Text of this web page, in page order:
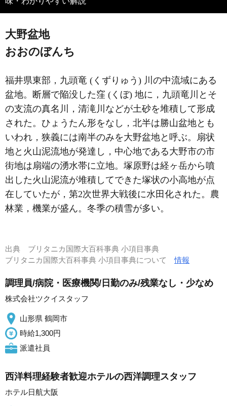
大野盆地
おおのぼんち
福井県東部，九頭竜 (くずりゅう) 川の中流域にある
盆地。断層で陥没した窪 (くぼ) 地に，九頭竜川とそ
の支流の真名川，清滝川などが土砂を堆積して形成
された。ひょうたん形をなし，北半は勝山盆地とも
いわれ，狭義には南半のみを大野盆地と呼ぶ。扇状
地と火山泥流地が発達し，中心地である大野市の市
街地は扇端の湧水帯に立地。塚原野は経ヶ岳から噴
出した火山泥流が堆積してできた塚状の小高地が点
在していたが，第2次世界大戦後に水田化された。農
林業，機業が盛ん。冬季の積雪が多い。
出典 ブリタニカ国際大百科事典 小項目事典
ブリタニカ国際大百科事典 小項目事典について情報
調理員/病院・医療機関/日勤のみ/残業なし・少なめ
株式会社ツクイスタッフ
山形県 鶴岡市
時給1,300円
派遣社員
西洋料理経験者歓迎ホテルの西洋調理スタッフ
ホテル日航大阪